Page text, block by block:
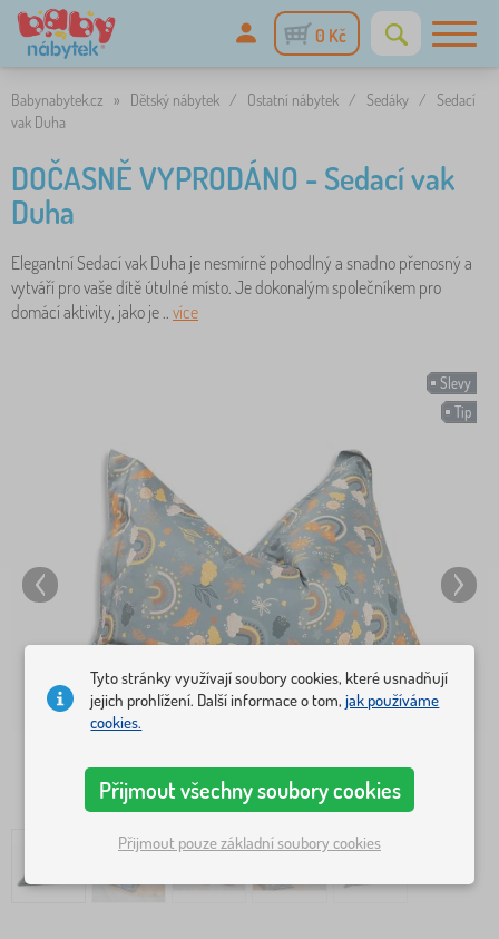
0 Kč
Babynabytek.cz » Dětský nábytek / Ostatní nábytek / Sedáky / Sedací
vak Duha
DOČASNĚ VYPRODÁNO - Sedací vak
Duha
Elegantní Sedací vak Duha je nesmírně pohodlný a snadno přenosný a
vytváří pro vaše dítě útulné místo. Je dokonalým společníkem pro
domácí aktivity, jako je .. více
Slevy
Tip
Tyto stránky využívají soubory cookies, které usnadňují
jejich prohlížení. Další informace o tom,jak používáme
cookies.
Přijmout všechny soubory cookies
Přijmout pouze základní soubory cookies